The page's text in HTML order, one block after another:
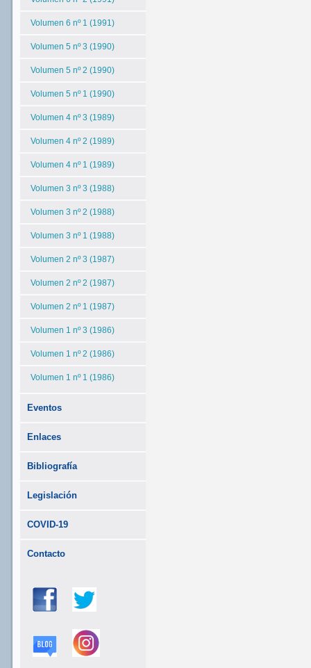
Volumen 6 nº 1 (1991)
Volumen 5 nº 3 (1990)
Volumen 5 nº 2 (1990)
Volumen 5 nº 1 (1990)
Volumen 4 nº 3 (1989)
Volumen 4 nº 2 (1989)
Volumen 4 nº 1 (1989)
Volumen 3 nº 3 (1988)
Volumen 3 nº 2 (1988)
Volumen 3 nº 1 (1988)
Volumen 2 nº 3 (1987)
Volumen 2 nº 2 (1987)
Volumen 2 nº 1 (1987)
Volumen 1 nº 3 (1986)
Volumen 1 nº 2 (1986)
Volumen 1 nº 1 (1986)
Eventos
Enlaces
Bibliografía
Legislación
COVID-19
Contacto